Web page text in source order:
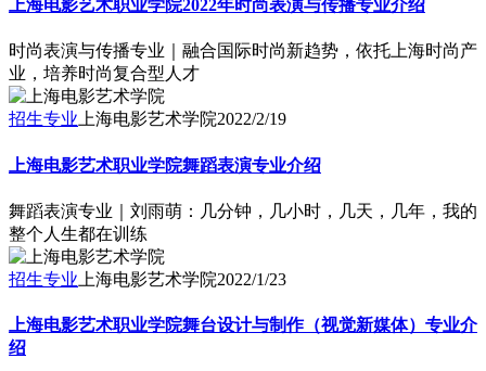
时尚表演与传播专业｜融合国际时尚新趋势，依托上海时尚产
业，培养时尚复合型人才
招生专业 上海电影艺术学院2022/2/19
上海电影艺术职业学院舞蹈表演专业介绍
舞蹈表演专业｜刘雨萌：几分钟，几小时，几天，几年，我的
整个人生都在训练
招生专业 上海电影艺术学院2022/1/23
上海电影艺术职业学院舞台设计与制作（视觉新媒体）专业介
绍